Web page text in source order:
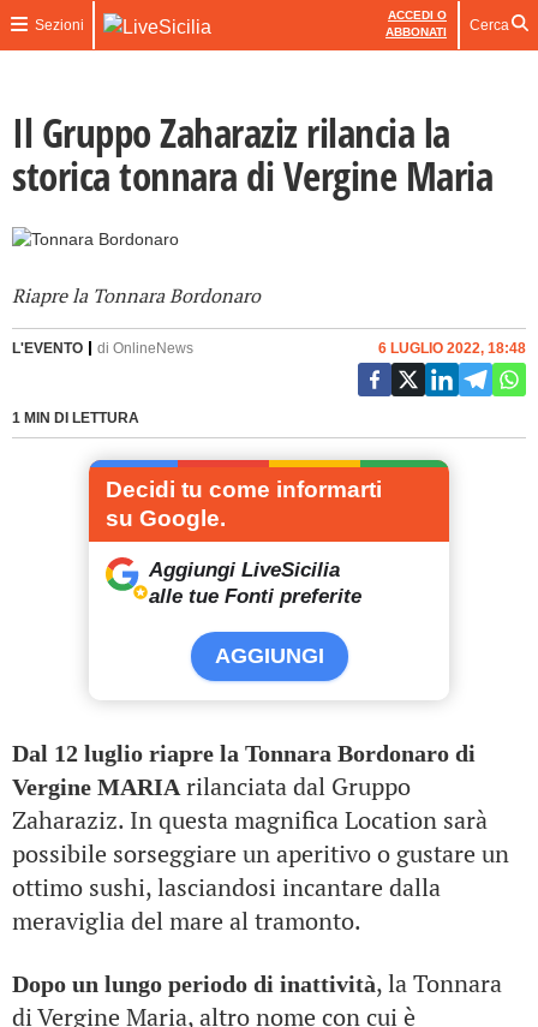
Sezioni
ACCEDI O
ABBONATI
Cerca
Il Gruppo Zaharaziz rilancia la
storica tonnara di Vergine Maria
Riapre la Tonnara Bordonaro
L'EVENTO di OnlineNews
1 MIN DI LETTURA
6 LUGLIO 2022, 18:48
Decidi tu come informarti
su Google.
Aggiungi LiveSicilia
alle tue Fonti preferite
AGGIUNGI
Dal 12 luglio riapre la Tonnara Bordonaro di
Vergine MARIArilanciata dal Gruppo
Zaharaziz. In questa magnifica Location sarà
possibile sorseggiare un aperitivo o gustare un
ottimo sushi, lasciandosi incantare dalla
meraviglia del mare al tramonto.
Dopo un lungo periodo di inattività, la Tonnara
di Vergine Maria, altro nome con cui è